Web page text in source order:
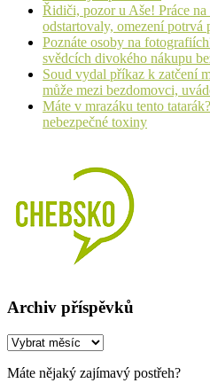
Řidiči, pozor u Aše! Práce
odstartovaly, omezení potrvá
Poznáte osoby na
svědcích divokého nákupu
Soud vydal příkaz k zatčení
může mezi bezdomovci,
Máte v mrazáku tento
nebezpečné toxiny
Archiv příspěvků
Archiv
Máte nějaký zajímavý postřeh?